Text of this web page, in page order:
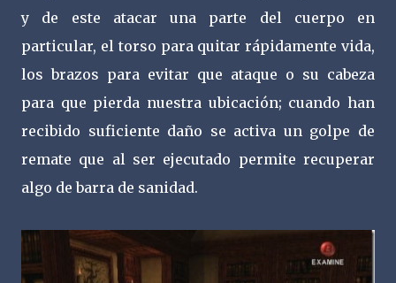
y de este atacar una parte del cuerpo en
particular, el torso para quitar rápidamente vida,
los brazos para evitar que ataque o su cabeza
para que pierda nuestra ubicación; cuando han
recibido suficiente daño se activa un golpe de
remate que al ser ejecutado permite recuperar
algo de barra de sanidad.